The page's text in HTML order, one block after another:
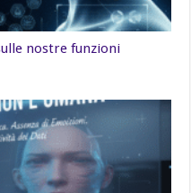
nostre funzioni